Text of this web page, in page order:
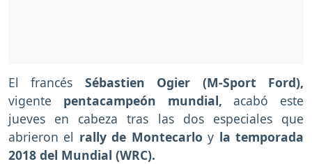
El francés Sébastien Ogier (M-Sport Ford),
vigente pentacampeón mundial, acabó este
jueves en cabeza tras las dos especiales que
abrieron el rally de Montecarlo y la temporada
2018 del Mundial (WRC).